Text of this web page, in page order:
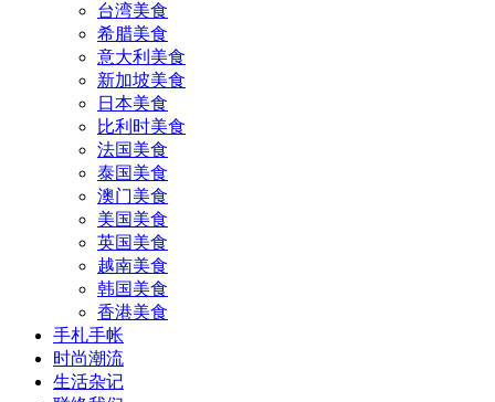
台湾美食
希腊美食
意大利美食
新加坡美食
日本美食
比利时美食
法国美食
泰国美食
澳门美食
美国美食
英国美食
越南美食
韩国美食
香港美食
手札手帐
时尚潮流
生活杂记